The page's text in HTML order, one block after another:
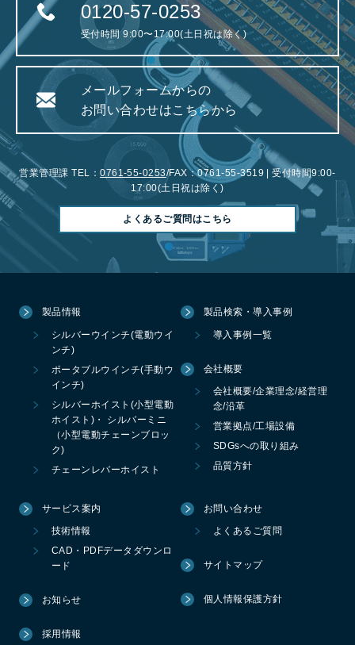
0120-57-0253
受付時間 9:00〜17:00(土日祝は除く)
メールフォームからの
お問い合わせはこちらから
営業管理課 TEL：0761-55-0253/FAX：0761-55-3519 | 受付時間9:00-
17:00(土日祝は除く)
よくあるご質問はこちら
製品情報
シルバーウインチ(電動ウイ
ンチ)
ポータブルウインチ(手動ウ
インチ)
シルバーホイスト(小型電動
ホイスト)・ シルバーミニ
（小型電動チェーンブロッ
ク)
チェーンレバーホイスト
製品検索・導入事例
導入事例一覧
会社概要
会社概要/企業理念/経営理
念/沿革
営業拠点/工場設備
SDGsへの取り組み
品質方針
サービス案内
技術情報
CAD・PDFデータダウンロ
ード
お知らせ
採用情報
お問い合わせ
よくあるご質問
サイトマップ
個人情報保護方針